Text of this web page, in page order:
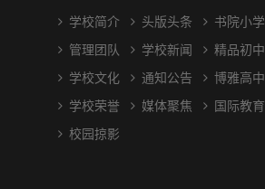
学校简介
管理团队
学校文化
学校荣誉
校园掠影
头版头条
学校新闻
通知公告
媒体聚焦
书院小学
精品初中
博雅高中
国际教育